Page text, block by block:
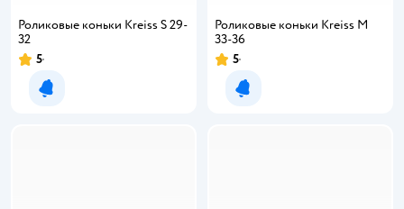
Роликовые коньки Kreiss S 29-
32
5
Уведомить о появлении
Роликовые коньки Kreiss M
33-36
5
Уведомить о появлении